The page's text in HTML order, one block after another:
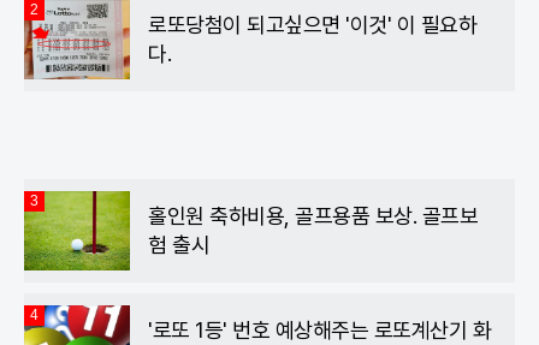
2
로또당첨이 되고싶으면 '이것' 이 필요하
다.
3
홀인원 축하비용, 골프용품 보상. 골프보
험 출시
4
'로또 1등' 번호 예상해주는 로또계산기 화